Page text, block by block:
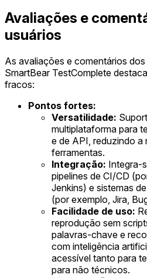
Avaliações e
usuários
As avaliações e comentários
SmartBear TestComplete
fracos:
Pontos fortes:
Versatilidade:
multiplataforma para
e de API, reduzindo a
ferramentas.
Integração: Integra-
pipelines de CI/CD
Jenkins) e sistemas
(por exemplo, Jira,
Facilidade de uso:
reprodução sem
palavras-chave e
com inteligência
acessível tanto para
para não técnicos.